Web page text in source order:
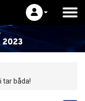
tar båda!